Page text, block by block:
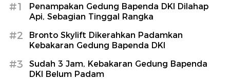
#1
Penampakan Gedung Bapenda DKI Dilahap
Api, Sebagian Tinggal Rangka
#2
Bronto Skylift Dikerahkan Padamkan
Kebakaran Gedung Bapenda DKI
#3
Sudah 3 Jam, Kebakaran Gedung Bapenda
DKI Belum Padam